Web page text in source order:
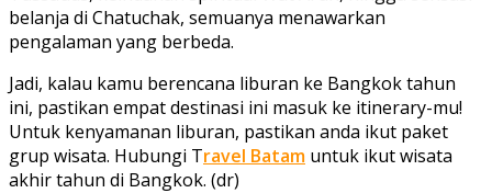
belanja di Chatuchak, semuanya menawarkan
pengalaman yang berbeda.
Jadi, kalau kamu berencana liburan ke Bangkok tahun
ini, pastikan empat destinasi ini masuk ke itinerary-mu!
Untuk kenyamanan liburan, pastikan anda ikut paket
grup wisata. Hubungi Travel Batam untuk ikut wisata
akhir tahun di Bangkok. (dr)